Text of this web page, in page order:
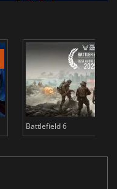
Battlefield 6